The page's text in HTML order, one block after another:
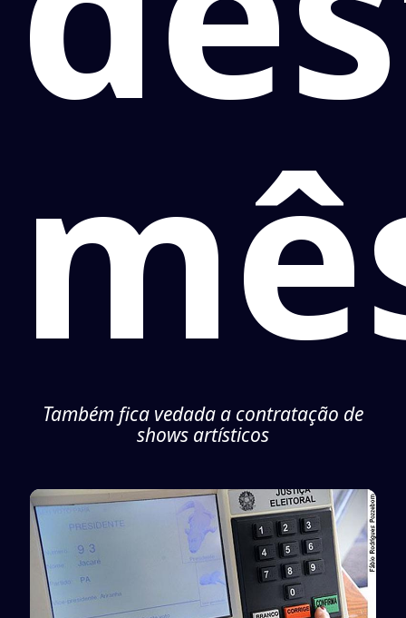
Também fica vedada a contratação de
shows artísticos